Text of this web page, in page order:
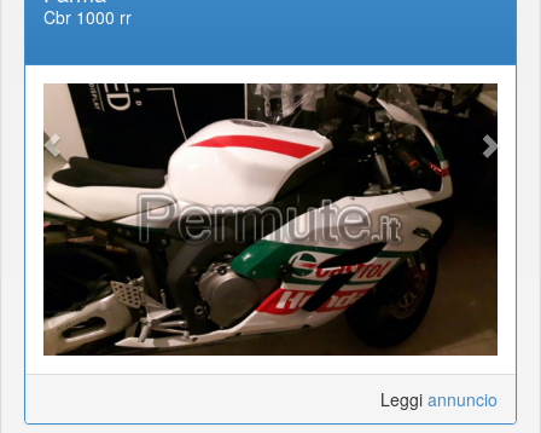
Cbr 1000 rr
Leggi annuncio